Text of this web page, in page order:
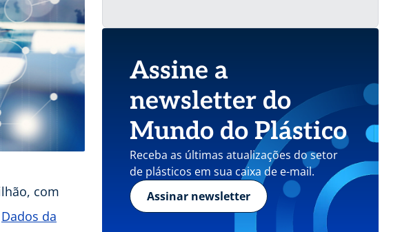
com
Dados da
Assine a
newsletter do
Mundo do Plástico
Receba as últimas atualizações do setor
de plásticos em sua caixa de e-mail.
Assinar newsletter